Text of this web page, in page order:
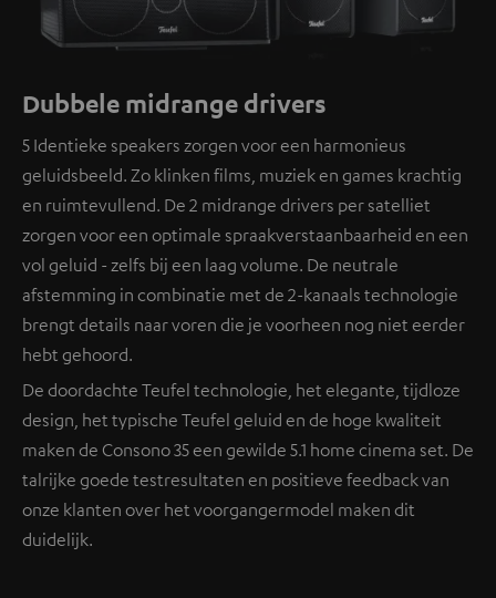
Dubbele midrange drivers
5 Identieke speakers zorgen voor een harmonieus
geluidsbeeld. Zo klinken films, muziek en games krachtig
en ruimtevullend. De 2 midrange drivers per satelliet
zorgen voor een optimale spraakverstaanbaarheid en een
vol geluid - zelfs bij een laag volume. De neutrale
afstemming in combinatie met de 2-kanaals technologie
brengt details naar voren die je voorheen nog niet eerder
hebt gehoord.
De doordachte Teufel technologie, het elegante, tijdloze
design, het typische Teufel geluid en de hoge kwaliteit
maken de Consono 35 een gewilde 5.1 home cinema set. De
talrijke goede testresultaten en positieve feedback van
onze klanten over het voorgangermodel maken dit
duidelijk.